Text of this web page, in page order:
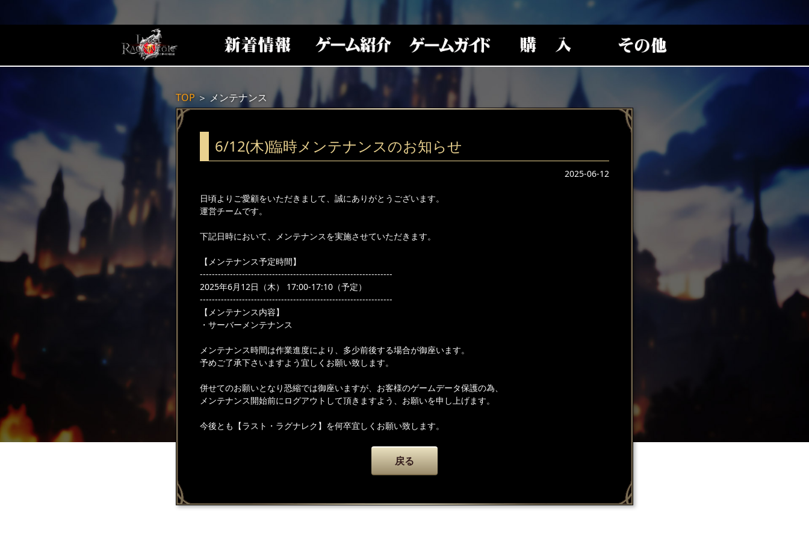
TOP＞メンテナンス
6/12(木)臨時メンテナンスのお知らせ
2025-06-12
日頃よりご愛顧をいただきまして、誠にありがとうございます。
運営チームです。
下記日時において、メンテナンスを実施させていただきます。
【メンテナンス予定時間】
----------------------------------------------------------------
2025年6月12日（木） 17:00-17:10（予定）
----------------------------------------------------------------
【メンテナンス内容】
・サーバーメンテナンス
メンテナンス時間は作業進度により、多少前後する場合が御座います。
予めご了承下さいますよう宜しくお願い致します。
併せてのお願いとなり恐縮では御座いますが、お客様のゲームデータ保護の為、
メンテナンス開始前にログアウトして頂きますよう、お願いを申し上げます。
今後とも【ラスト・ラグナレク】を何卒宜しくお願い致します。
戻る